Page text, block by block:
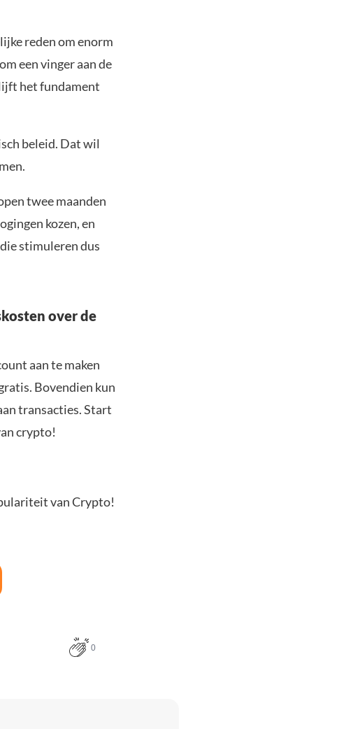
reden om enorm
een vinger aan de
het fundament
beleid. Dat wil
twee maanden
kozen, en
stimuleren dus
over de
aan te maken
Bovendien kun
transacties. Start
crypto!
van Crypto!
0